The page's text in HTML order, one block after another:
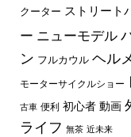
クーター ストリート
ー ニューモデル
ン フルカウル ヘル
モーターサイクルショー
古車 便利 初心者 動画
ライフ 無茶 近未来